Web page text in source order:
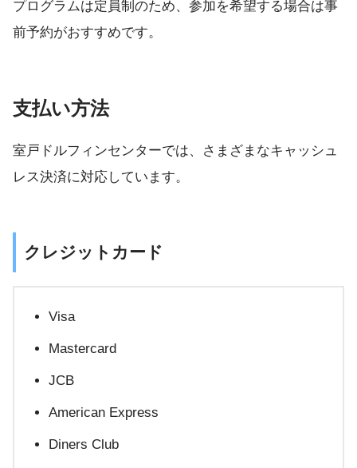
プログラムは定員制のため、参加を希望する場合は事
前予約がおすすめです。
支払い方法
室戸ドルフィンセンターでは、さまざまなキャッシュ
レス決済に対応しています。
クレジットカード
Visa
Mastercard
JCB
American Express
Diners Club